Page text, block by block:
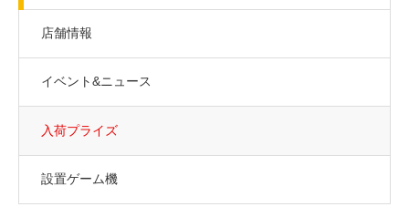
店舗情報
イベント&ニュース
入荷プライズ
設置ゲーム機